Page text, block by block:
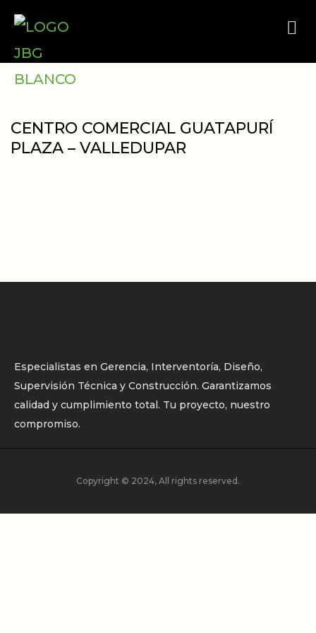
CENTRO COMERCIAL GUATAPURÍ
PLAZA – VALLEDUPAR
Especialistas en Gerencia, Interventoría, Diseño,
Supervisión Técnica y Construcción. Garantizamos
calidad y cumplimiento total. Tu proyecto, nuestro
compromiso.
Copyright © 2024, All rights reserved.